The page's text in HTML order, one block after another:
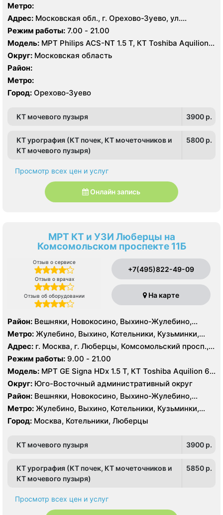
Метро:
Адрес: Московская обл., г. Орехово-Зуево, ул.
Володарского, 14
Режим работы: 7.00 - 21.00
Модель: МРТ Philips ACS-NT 1.5 Т, КТ Toshiba Aquilion
64 среза, УЗИ
Округ: Московская область
Район:
Метро:
Город: Орехово-Зуево
КТ мочевого пузыря 3900 p.
КТ урография (КТ почек, КТ мочеточников и
КТ мочевого пузыря)
5800 p.
Просмотр всех цен и услуг
Онлайн запись
МРТ КТ и УЗИ Люберцы на
Комсомольском проспекте 11Б
Отзыв о сервисе
Отзыв о врачах
Отзыв об оборудовании
+7(495)822-49-09
На карте
Район: Вешняки, Новокосино, Выхино-Жулебино,
Кузьминки
Метро: Жулебино, Выхино, Котельники, Кузьминки,
Лермонтовский проспект, Новокосино, Рязанский
проспект, Косино, Лухмановская, Окская, Улица
Дмитриевского, Юго-Восточная, Некрасовка
Адрес: г. Москва, г. Люберцы, Комсомольский просп.,
11Б
Режим работы: 9.00 - 21.00
Модель: МРТ GE Signa HDx 1.5 T, КТ Toshiba Aquilion 64
среза, УЗИ GE Logiq 7
Округ: Юго-Восточный административный округ
Район: Вешняки, Новокосино, Выхино-Жулебино,
Кузьминки
Метро: Жулебино, Выхино, Котельники, Кузьминки,
Лермонтовский проспект, Новокосино, Рязанский
проспект, Косино, Лухмановская, Окская, Улица
Город: Москва, Котельники, Люберцы
КТ мочевого пузыря 3900 p.
КТ урография (КТ почек, КТ мочеточников и
КТ мочевого пузыря)
5850 p.
Просмотр всех цен и услуг